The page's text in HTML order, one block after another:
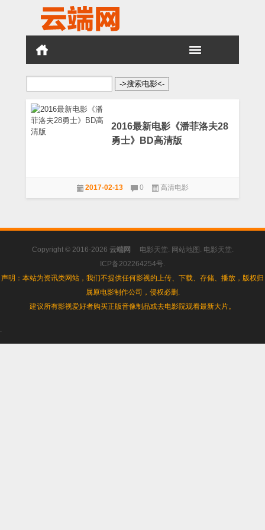
搜
2016最新电影《潘菲洛夫28
勇士》BD高清版
2017-02-13 0 高清电影
Copyright © 2016-2026 云端网 电影天堂 网站地图 电影天堂
ICP备202264254号
声明：本站为资讯类网站，我们不提供任何影视的上传、下载、存储、播放，版权归
属原电影制作公司，侵权必删.
建议所有影视爱好者购买正版音像制品或去电影院观看最新大片。